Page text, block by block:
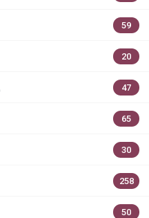
59
20
47
65
30
258
50